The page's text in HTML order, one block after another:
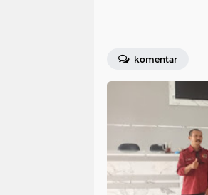
komentar